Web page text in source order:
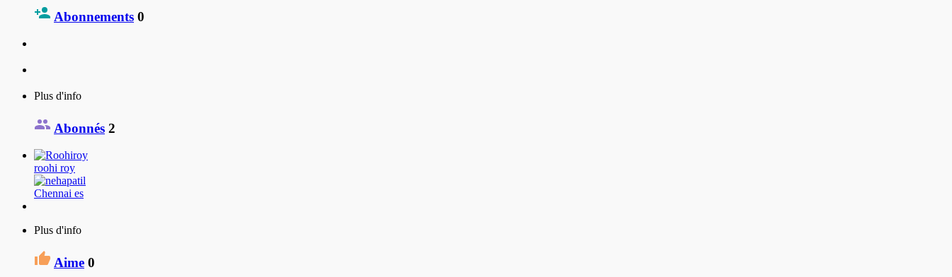
Abonnements 0
Plus d'info
Abonnés 2
roohi roy
Chennai es
Plus d'info
Aime 0